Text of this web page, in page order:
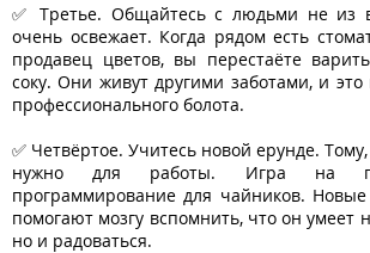
✅ Третье. Общайтесь с людьми не из
очень освежает. Когда рядом есть
продавец цветов, вы перестаёте
соку. Они живут другими заботами, и это
профессионального болота.
✅ Четвёртое. Учитесь новой ерунде.
нужно для работы. Игра на
программирование для чайников.
помогают мозгу вспомнить, что он умеет
но и радоваться.